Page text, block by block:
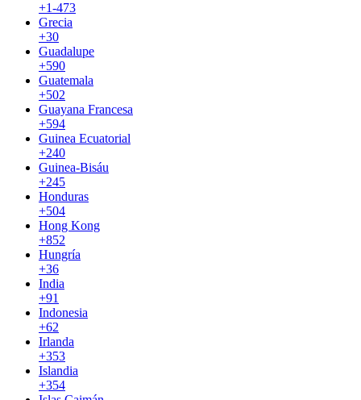
+1-473
Grecia
+30
Guadalupe
+590
Guatemala
+502
Guayana Francesa
+594
Guinea Ecuatorial
+240
Guinea-Bisáu
+245
Honduras
+504
Hong Kong
+852
Hungría
+36
India
+91
Indonesia
+62
Irlanda
+353
Islandia
+354